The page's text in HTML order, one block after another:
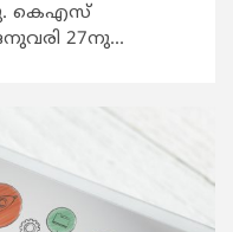
കെഎസ്
27നു...